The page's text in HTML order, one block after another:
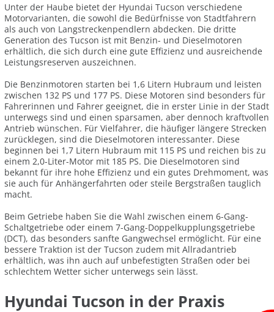
Unter der Haube bietet der Hyundai Tucson verschiedene
Motorvarianten, die sowohl die Bedürfnisse von Stadtfahrern
als auch von Langstreckenpendlern abdecken. Die dritte
Generation des Tucson ist mit Benzin- und Dieselmotoren
erhältlich, die sich durch eine gute Effizienz und ausreichende
Leistungsreserven auszeichnen.
Die Benzinmotoren starten bei 1,6 Litern Hubraum und leisten
zwischen 132 PS und 177 PS. Diese Motoren sind besonders für
Fahrerinnen und Fahrer geeignet, die in erster Linie in der Stadt
unterwegs sind und einen sparsamen, aber dennoch kraftvollen
Antrieb wünschen. Für Vielfahrer, die häufiger längere Strecken
zurücklegen, sind die Dieselmotoren interessanter. Diese
beginnen bei 1,7 Litern Hubraum mit 115 PS und reichen bis zu
einem 2,0-Liter-Motor mit 185 PS. Die Dieselmotoren sind
bekannt für ihre hohe Effizienz und ein gutes Drehmoment, was
sie auch für Anhängerfahrten oder steile Bergstraßen tauglich
macht.
Beim Getriebe haben Sie die Wahl zwischen einem 6-Gang-
Schaltgetriebe oder einem 7-Gang-Doppelkupplungsgetriebe
(DCT), das besonders sanfte Gangwechsel ermöglicht. Für eine
bessere Traktion ist der Tucson zudem mit Allradantrieb
erhältlich, was ihn auch auf unbefestigten Straßen oder bei
schlechtem Wetter sicher unterwegs sein lässt.
Hyundai Tucson in der Praxis